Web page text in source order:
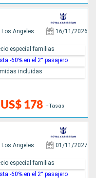
Los Angeles 16/11/2026
US$ 178 +Tasas
especial familias
-60% en el 2° pasajero
incluidas
Los Angeles 01/11/2027
especial familias
-60% en el 2° pasajero